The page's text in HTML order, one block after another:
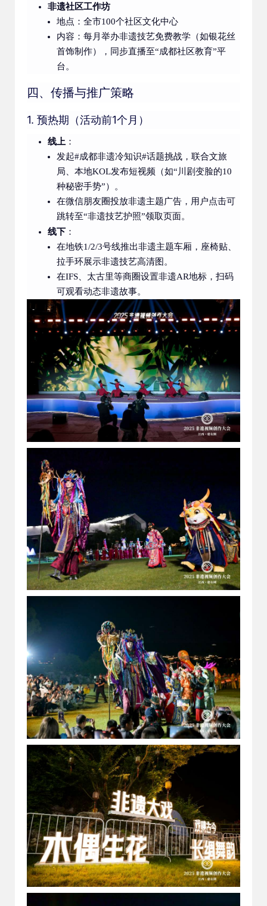
非遗社区工作坊
地点：全市100个社区文化中心
内容：每月举办非遗技艺免费教学（如银花丝
首饰制作），同步直播至“成都社区教育”平
台。
四、传播与推广策略
1. 预热期（活动前1个月）
线上 ：
发起#成都非遗冷知识#话题挑战，联合文旅
局、本地KOL发布短视频（如“川剧变脸的10
种秘密手势”）。
在微信朋友圈投放非遗主题广告，用户点击可
跳转至“非遗技艺护照”领取页面。
线下 ：
在地铁1/2/3号线推出非遗主题车厢，座椅贴、
拉手环展示非遗技艺高清图。
在IFS、太古里等商圈设置非遗AR地标，扫码
可观看动态非遗故事。